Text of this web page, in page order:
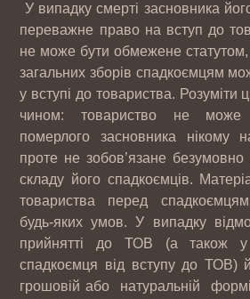
У випадку смерті засновника
переважне право на вступ до
не може бути обмежене
загальних зборів спадкоємцям
у вступі до товариства. Розуміти
чином: товариство не може
померлого засновника нікому
проте не зобов’язане
складу його спадкоємців.
товариства перед
будь-яких умов. У випадку
прийнятті до ТОВ (а також у
спадкоємця від вступу до
грошовій або натуральній